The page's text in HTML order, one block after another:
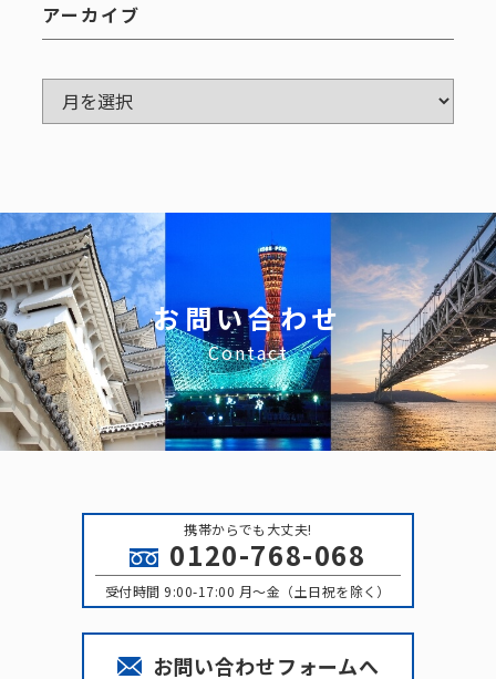
アーカイブ
ア
お問い合わせ
Contact
携帯からでも大丈夫!
0120-768-068
受付時間 9:00-17:00 月〜金（土日祝を除く）
お問い合わせフォームへ